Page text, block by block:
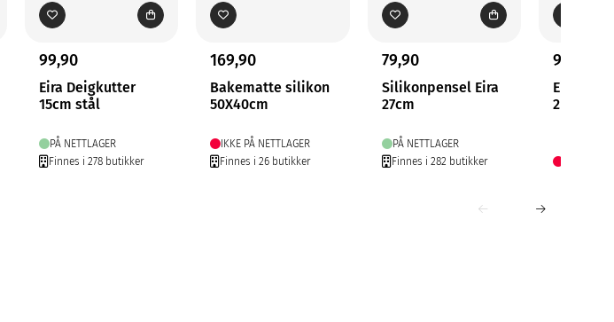
99,90
Eira Deigkutter
15cm stål
PÅ NETTLAGER
Finnes i 278 butikker
169,90
Bakematte silikon
50X40cm
IKKE PÅ NETTLAGER
Finnes i 26 butikker
79,90
Silikonpensel Eira
27cm
PÅ NETTLAGER
Finnes i 282 butikker
99,90
Eira
2 pk